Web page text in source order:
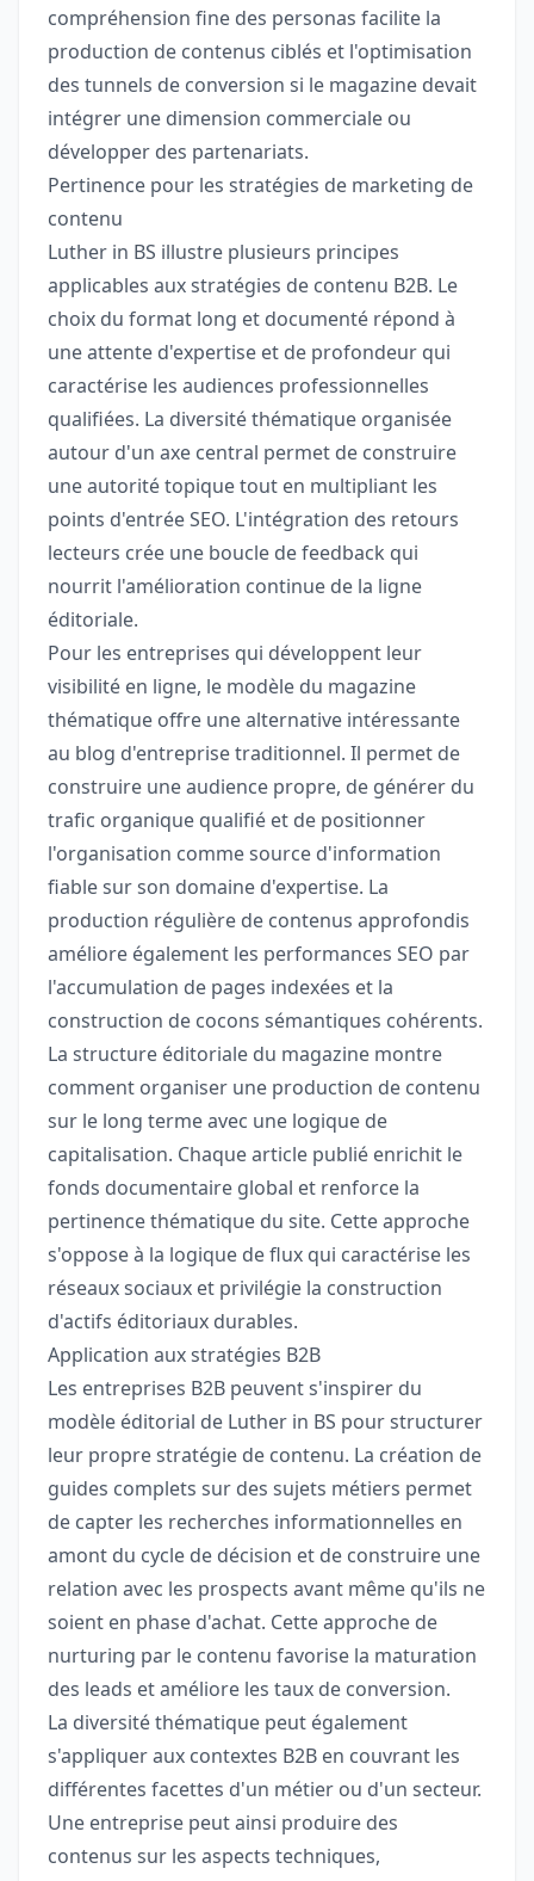
compréhension fine des personas facilite la
production de contenus ciblés et l'optimisation
des tunnels de conversion si le magazine devait
intégrer une dimension commerciale ou
développer des partenariats.
Pertinence pour les stratégies de marketing de
contenu
Luther in BS illustre plusieurs principes
applicables aux stratégies de contenu B2B. Le
choix du format long et documenté répond à
une attente d'expertise et de profondeur qui
caractérise les audiences professionnelles
qualifiées. La diversité thématique organisée
autour d'un axe central permet de construire
une autorité topique tout en multipliant les
points d'entrée SEO. L'intégration des retours
lecteurs crée une boucle de feedback qui
nourrit l'amélioration continue de la ligne
éditoriale.
Pour les entreprises qui développent leur
visibilité en ligne, le modèle du magazine
thématique offre une alternative intéressante
au blog d'entreprise traditionnel. Il permet de
construire une audience propre, de générer du
trafic organique qualifié et de positionner
l'organisation comme source d'information
fiable sur son domaine d'expertise. La
production régulière de contenus approfondis
améliore également les performances SEO par
l'accumulation de pages indexées et la
construction de cocons sémantiques cohérents.
La structure éditoriale du magazine montre
comment organiser une production de contenu
sur le long terme avec une logique de
capitalisation. Chaque article publié enrichit le
fonds documentaire global et renforce la
pertinence thématique du site. Cette approche
s'oppose à la logique de flux qui caractérise les
réseaux sociaux et privilégie la construction
d'actifs éditoriaux durables.
Application aux stratégies B2B
Les entreprises B2B peuvent s'inspirer du
modèle éditorial de Luther in BS pour structurer
leur propre stratégie de contenu. La création de
guides complets sur des sujets métiers permet
de capter les recherches informationnelles en
amont du cycle de décision et de construire une
relation avec les prospects avant même qu'ils ne
soient en phase d'achat. Cette approche de
nurturing par le contenu favorise la maturation
des leads et améliore les taux de conversion.
La diversité thématique peut également
s'appliquer aux contextes B2B en couvrant les
différentes facettes d'un métier ou d'un secteur.
Une entreprise peut ainsi produire des
contenus sur les aspects techniques,